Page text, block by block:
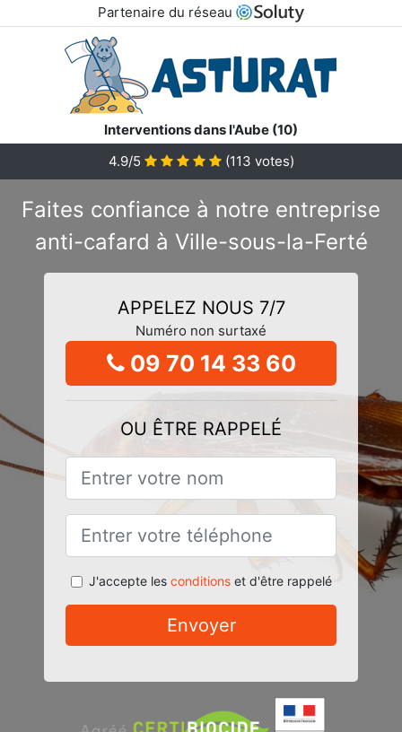
Partenaire du réseau
Interventions dans l'Aube (10)
4.9/5
(113 votes)
Faites confiance à notre entreprise
anti-cafard à Ville-sous-la-Ferté
APPELEZ NOUS 7/7
Numéro non surtaxé
09 70 14 33 60
OU ÊTRE RAPPELÉ
J'accepte les conditionset d'être rappelé
Envoyer